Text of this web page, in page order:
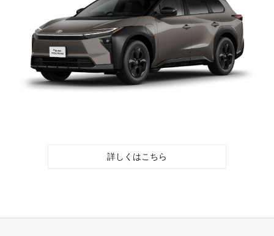
詳しくはこちら